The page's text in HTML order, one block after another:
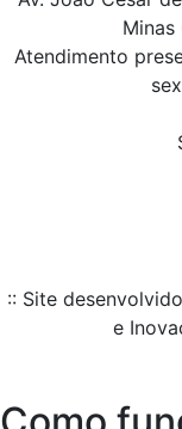
Minas
Atendimento
:: Site
e